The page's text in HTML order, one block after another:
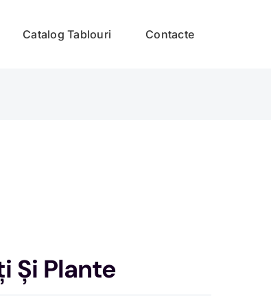
Catalog Tablouri Contacte
Și Plante